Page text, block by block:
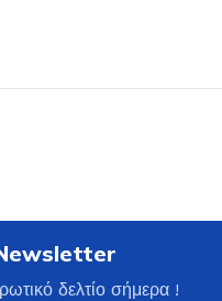
δελτίο σήμερα !